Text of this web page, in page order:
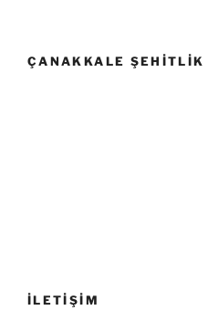
ÇANAKKALE ŞEHITLIK
İLETİŞİM